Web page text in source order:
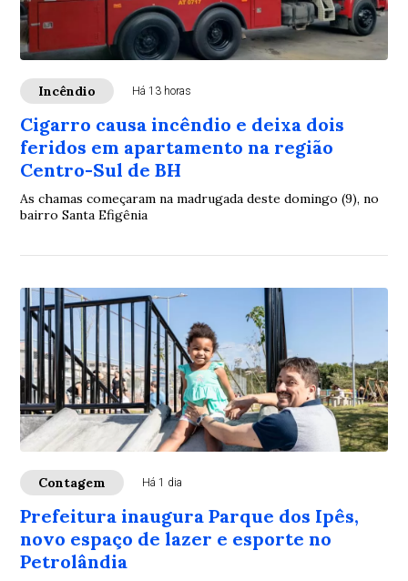
Incêndio Há 13 horas
Cigarro causa incêndio e deixa dois
feridos em apartamento na região
Centro-Sul de BH
As chamas começaram na madrugada deste domingo (9), no
bairro Santa Efigênia
Contagem Há 1 dia
Prefeitura inaugura Parque dos Ipês,
novo espaço de lazer e esporte no
Petrolândia